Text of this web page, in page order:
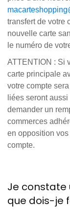
transfert de votre
nouvelle carte
le numéro de
ATTENTION : Si
carte principale
votre compte
liées seront
demander un
commerces
en opposition
compte.
Je constate
que dois-je